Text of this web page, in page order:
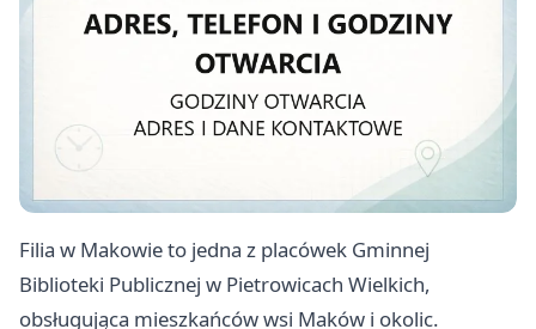
Filia w Makowie to jedna z placówek Gminnej
Biblioteki Publicznej w Pietrowicach Wielkich,
obsługująca mieszkańców wsi Maków i okolic.